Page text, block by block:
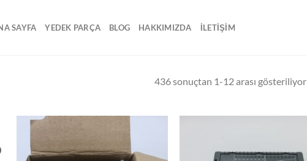
SAYFA YEDEK PARÇA BLOG HAKKIMIZDA İLETİŞİM
436 sonuçtan 1-12 arası gösteriliyor